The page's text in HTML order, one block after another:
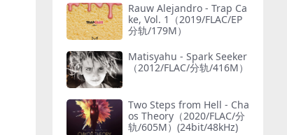
Rauw Alejandro - Trap Ca
ke, Vol. 1（2019/FLAC/EP
分轨/179M）
Matisyahu - Spark Seeker
（2012/FLAC/分轨/416M）
Two Steps from Hell - Cha
os Theory（2020/FLAC/分
轨/605M）(24bit/48kHz)